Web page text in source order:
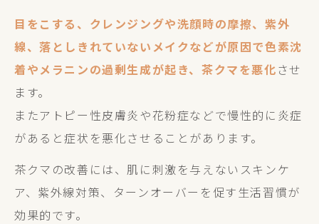
目をこする、クレンジングや洗顔時の摩擦、紫外
線、落としきれていないメイクなどが原因で色素沈
着やメラニンの過剰生成が起き、茶クマを悪化させ
ます。
またアトピー性皮膚炎や花粉症などで慢性的に炎症
があると症状を悪化させることがあります。
茶クマの改善には、肌に刺激を与えないスキンケ
ア、紫外線対策、ターンオーバーを促す生活習慣が
効果的です。